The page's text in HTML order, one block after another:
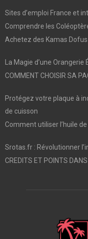
Sites d’emploi France et
Comprendre les
Achetez des Kamas
La Magie d’une
COMMENT CHOISIR SA
Protégez votre plaque à
de cuisson
Comment utiliser l’huile
Srotas.fr : Révolutionner
CREDITS ET POINTS DANS